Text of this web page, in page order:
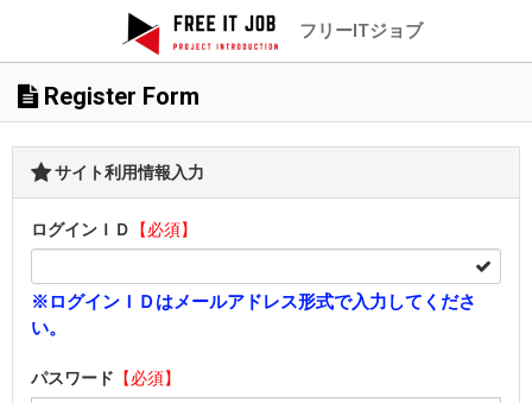
フリーITジョブ
Register Form
サイト利用情報入力
ログインＩＤ 【必須】
※ログインＩＤはメールアドレス形式で入力してくださ
い。
パスワード 【必須】